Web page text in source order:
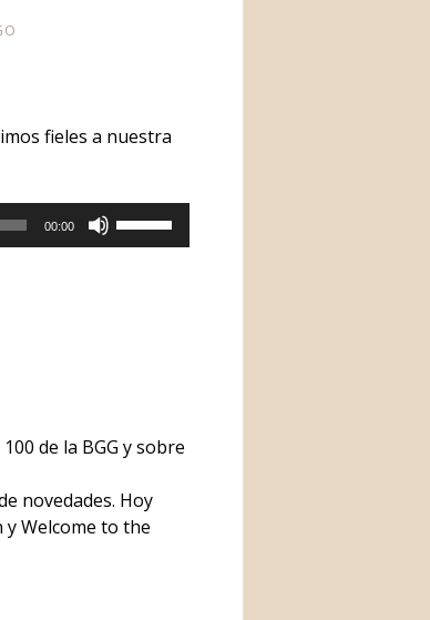
fieles a nuestra
00:00
disminuir
volumen.
de la BGG y sobre
novedades. Hoy
Welcome to the